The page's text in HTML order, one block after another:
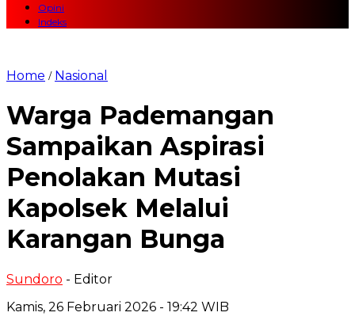
Opini
Indeks
Home / Nasional
Warga Pademangan
Sampaikan Aspirasi
Penolakan Mutasi
Kapolsek Melalui
Karangan Bunga
Sundoro - Editor
Kamis, 26 Februari 2026 - 19:42 WIB